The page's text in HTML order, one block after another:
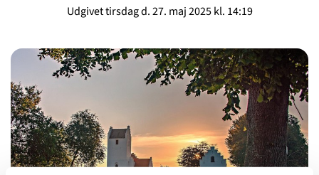
Udgivet tirsdag d. 27. maj 2025 kl. 14:19